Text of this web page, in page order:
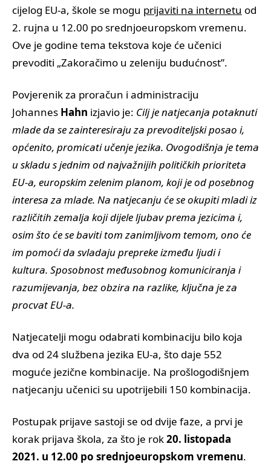
cijelog EU-a, škole se mogu prijaviti na internetu od
2. rujna u 12.00 po srednjoeuropskom vremenu.
Ove je godine tema tekstova koje će učenici
prevoditi „Zakoračimo u zeleniju budućnost”.
Povjerenik za proračun i administraciju
Johannes Hahn izjavio je: Cilj je natjecanja potaknuti
mlade da se zainteresiraju za prevoditeljski posao i,
općenito, promicati učenje jezika. Ovogodišnja je tema
u skladu s jednim od najvažnijih političkih prioriteta
EU-a, europskim zelenim planom, koji je od posebnog
interesa za mlade. Na natjecanju će se okupiti mladi iz
različitih zemalja koji dijele ljubav prema jezicima i,
osim što će se baviti tom zanimljivom temom, ono će
im pomoći da svladaju prepreke između ljudi i
kultura. Sposobnost međusobnog komuniciranja i
razumijevanja, bez obzira na razlike, ključna je za
procvat EU-a.
Natjecatelji mogu odabrati kombinaciju bilo koja
dva od 24 službena jezika EU-a, što daje 552
moguće jezične kombinacije. Na prošlogodišnjem
natjecanju učenici su upotrijebili 150 kombinacija.
Postupak prijave sastoji se od dvije faze, a prvi je
korak prijava škola, za što je rok20. listopada
2021. u 12.00 po srednjoeuropskom vremenu.